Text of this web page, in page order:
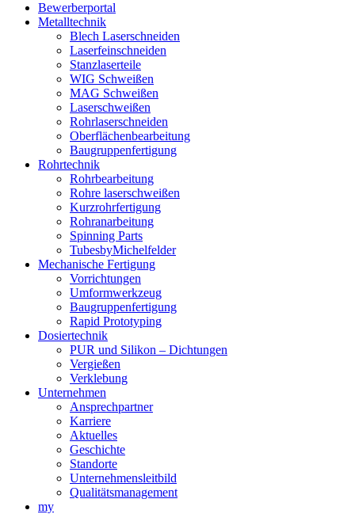
Bewerberportal
Metalltechnik
Blech Laserschneiden
Laserfeinschneiden
Stanzlaserteile
WIG Schweißen
MAG Schweißen
Laserschweißen
Rohrlaserschneiden
Oberflächenbearbeitung
Baugruppenfertigung
Rohrtechnik
Rohrbearbeitung
Rohre laserschweißen
Kurzrohrfertigung
Rohranarbeitung
Spinning Parts
TubesbyMichelfelder
Mechanische Fertigung
Vorrichtungen
Umformwerkzeug
Baugruppenfertigung
Rapid Prototyping
Dosiertechnik
PUR und Silikon – Dichtungen
Vergießen
Verklebung
Unternehmen
Ansprechpartner
Karriere
Aktuelles
Geschichte
Standorte
Unternehmensleitbild
Qualitätsmanagement
my